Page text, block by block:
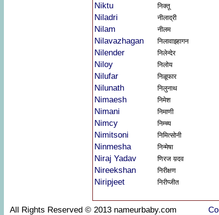
Niktu निक्तू
Niladri नीलाद्री
Nilam नीलम
Nilavazhagan निलावाझ्हागन
Nilender निलेन्देर
Niloy निलोय
Nilufar निळूफार
Nilunath निलुनाथ
Nimaesh निमेश
Nimani निमाणी
Nimcy निम्च्य
Nimitsoni निमित्सोनी
Ninmesha निन्मेषा
Niraj Yadav णिरज य़दव
Nireekshan निरीक्षण
Niripjeet निरीप्जीत
All Rights Reserved © 2013 nameurbaby.com